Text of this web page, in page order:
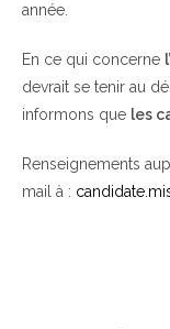
année.
En ce qui concerne
devrait se tenir au
informons que les
Renseignements
mail à :